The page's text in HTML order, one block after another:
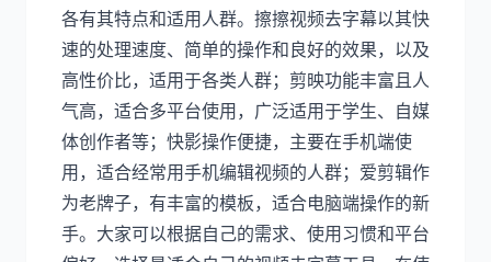
各有其特点和适用人群。擦擦视频去字幕以其快
速的处理速度、简单的操作和良好的效果，以及
高性价比，适用于各类人群；剪映功能丰富且人
气高，适合多平台使用，广泛适用于学生、自媒
体创作者等；快影操作便捷，主要在手机端使
用，适合经常用手机编辑视频的人群；爱剪辑作
为老牌子，有丰富的模板，适合电脑端操作的新
手。大家可以根据自己的需求、使用习惯和平台